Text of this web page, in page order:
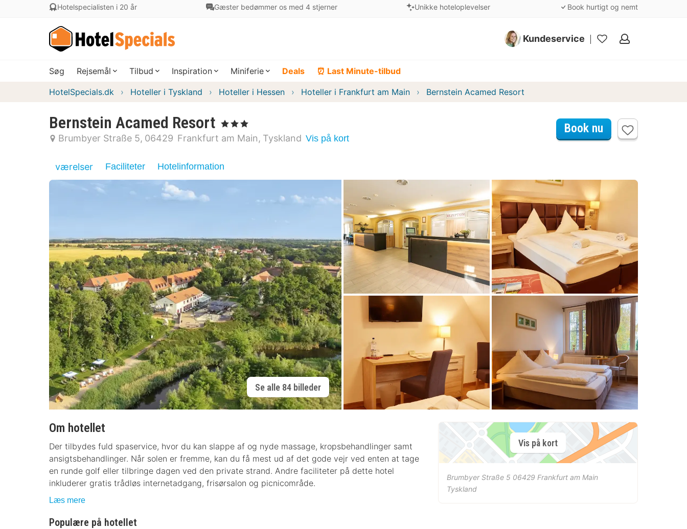
Hotelspecialisten i 20 år Gæster bedømmer os med 4 stjerner Unikke hoteloplevelser Book hurtigt og nemt
Kundeservice
Mine
Søg Rejsemål Tilbud Inspiration Miniferie Deals ⏰ Last Minute-tilbud
HotelSpecials.dk Hoteller i Tyskland Hoteller i Hessen Hoteller i Frankfurt am Main Bernstein Acamed Resort
Bernstein Acamed Resort , 3 Stjerner
Brumbyer Straße 5 06429 Frankfurt am Main Tyskland Vis på kort
Book nu
værelser Faciliteter Hotelinformation
Se alle 84 billeder
Om hotellet
Der tilbydes fuld spaservice, hvor du kan slappe af og nyde massage, kropsbehandlinger samt
ansigtsbehandlinger. Når solen er fremme, kan du få mest ud af det gode vejr ved enten at tage
en runde golf eller tilbringe dagen ved den private strand. Andre faciliteter på dette hotel
inkluderer gratis trådløs internetadgang, frisørsalon og picnicområde.
Læs mere
Populære på hotellet
Vis på kort
Brumbyer Straße 5 06429 Frankfurt am Main
Tyskland